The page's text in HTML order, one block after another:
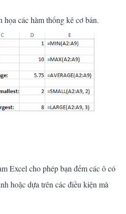
các hàm thống kê cơ bản.
Excel cho phép bạn đếm các ô có
hoặc dựa trên các điều kiện mà